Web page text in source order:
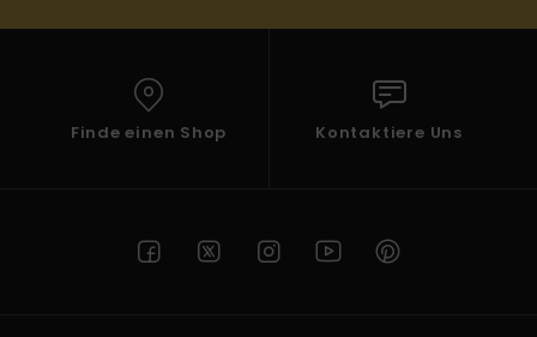
Finde einen Shop Kontaktiere Uns